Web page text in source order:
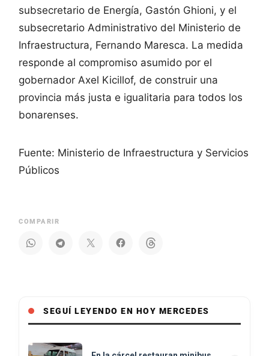
subsecretario de Energía, Gastón Ghioni, y el
subsecretario Administrativo del Ministerio de
Infraestructura, Fernando Maresca. La medida
responde al compromiso asumido por el
gobernador Axel Kicillof, de construir una
provincia más justa e igualitaria para todos los
bonarenses.
Fuente: Ministerio de Infraestructura y Servicios
Públicos
COMPARIR
SEGUÍ LEYENDO EN HOY MERCEDES